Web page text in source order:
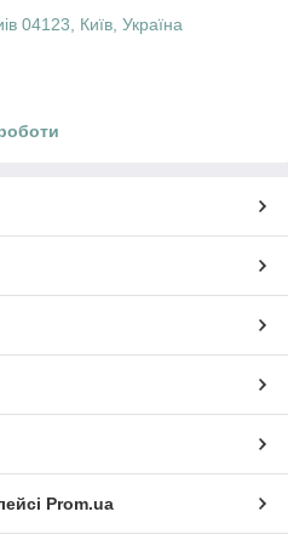
04123, Київ, Україна
Prom.ua